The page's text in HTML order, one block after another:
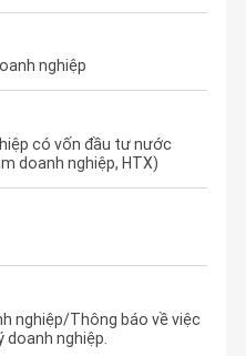
nghiệp
có vốn đầu tư nước
doanh nghiệp, HTX)
nghiệp/Thông báo về việc
doanh nghiệp.